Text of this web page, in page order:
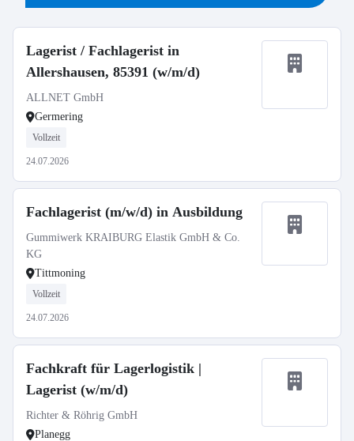
Lagerist / Fachlagerist in
Allershausen, 85391 (w/m/d)
ALLNET GmbH
Germering
Vollzeit
24.07.2026
Fachlagerist (m/w/d) in Ausbildung
Gummiwerk KRAIBURG Elastik GmbH & Co.
KG
Tittmoning
Vollzeit
24.07.2026
Fachkraft für Lagerlogistik |
Lagerist (w/m/d)
Richter & Röhrig GmbH
Planegg